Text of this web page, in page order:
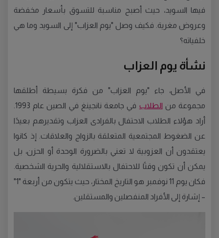
فيها السويد، حيث أصبح مناسبة للتسوق بأسعار مخفضة
وعروض مغرية. فكيف وصل "يوم العزاب" إلى السويد وما هي
خلفياته؟
نشأة يوم العزاب
في الأصل، جاء "يوم العزاب" من فكرة بسيطة أطلقها
مجموعة من الطلاب
أراد هؤلاء الطلاب الاحتفال بالفرادى العزاب وتقديرهم بعيدًا
عن الضغوط المجتمعية المتعلقة بالزواج والعلاقات. إذ كانوا
يعتقدون أن العزوبية لا تعني بالضرورة الوحدة أو الحزن، بل
يمكن أن تكون وقتًا للاحتفال بالاستقلالية والحرية الشخصية.
فكان يوم 11 نوفمبر هو التاريخ المختار، حيث يتكون من أربعة "1"
– إشارة إلى الأفراد المنفصلين والمستقلين.